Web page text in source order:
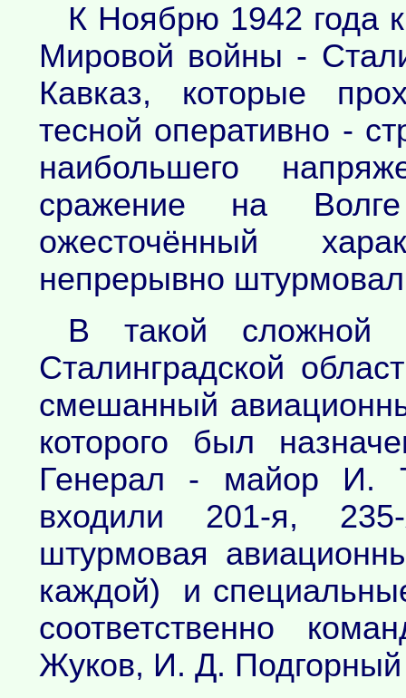
К Ноябрю 1942 года
Мировой войны -
Кавказ, которые
тесной оперативно -
наибольшего
сражение на
ожесточённый
непрерывно
В такой сложной
Сталинградской
смешанный
которого был
Генерал - майор И.
входили 201-я,
штурмовая
каждой) и
соответственно
Жуков, И. Д.